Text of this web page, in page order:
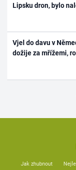
Lipsku dron, bylo
Vjel do davu v
dožije za mřížemi,
Jak zhubnout